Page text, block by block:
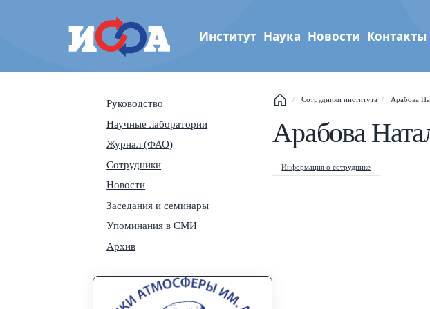
Институт физики атмосферы
Институт Наука Новости Контакты
Руководство
Научные лаборатории
Журнал (ФАО)
Сотрудники
Новости
Заседания и семинары
Упоминания в СМИ
Архив
Сотрудники института Арабова
Арабова
Информация о сотруднике
This help popup